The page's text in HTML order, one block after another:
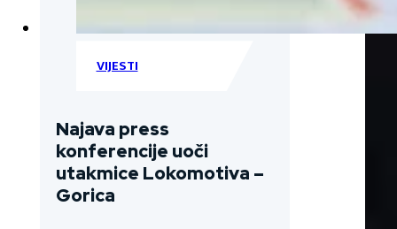
VIJESTI
Najava press
konferencije uoči
utakmice Lokomotiva –
Gorica